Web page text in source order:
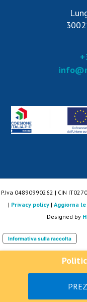
P.Iva 04890990262 | CIN
| Privacy policy | Aggiorna
Designed by
Informativa sulla raccolta